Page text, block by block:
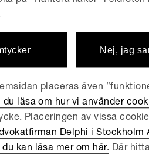
rådgivare
av
| JUNI 18, 2026
Nej, jag
placeras även
du läsa om hur vi använder
Placeringen av vissa
Delphi i Stockholm
kan läsa mer om här. Där